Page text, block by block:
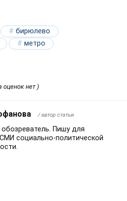
бирюлево
метро
оценок нет )
/ автор статьи
Пишу для
социально-политической